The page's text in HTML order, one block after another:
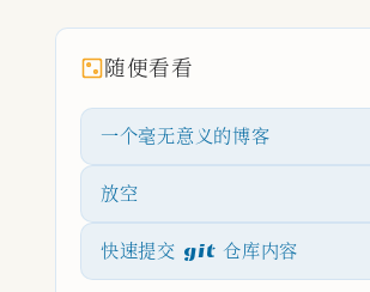
随便看看
一个毫无意义的博客
放空
快速提交 git 仓库内容